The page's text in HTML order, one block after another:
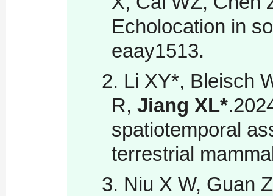
Echolocation in
eaay1513.
2. Li XY*, Bleisch
R, Jiang XL*
spatiotemporal
terrestrial
3. Niu X W, Guan